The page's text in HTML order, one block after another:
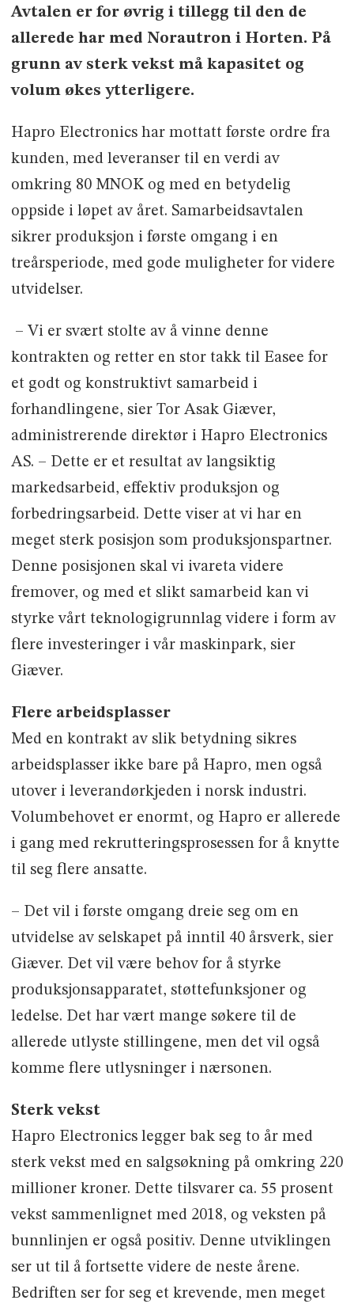
Avtalen er for øvrig i tillegg til den de
allerede har med Norautron i Horten. På
grunn av sterk vekst må kapasitet og
volum økes ytterligere.
Hapro Electronics har mottatt første ordre fra
kunden, med leveranser til en verdi av
omkring 80 MNOK og med en betydelig
oppside i løpet av året. Samarbeidsavtalen
sikrer produksjon i første omgang i en
treårsperiode, med gode muligheter for videre
utvidelser.
– Vi er svært stolte av å vinne denne
kontrakten og retter en stor takk til Easee for
et godt og konstruktivt samarbeid i
forhandlingene, sier Tor Asak Giæver,
administrerende direktør i Hapro Electronics
AS. – Dette er et resultat av langsiktig
markedsarbeid, effektiv produksjon og
forbedringsarbeid. Dette viser at vi har en
meget sterk posisjon som produksjonspartner.
Denne posisjonen skal vi ivareta videre
fremover, og med et slikt samarbeid kan vi
styrke vårt teknologigrunnlag videre i form av
flere investeringer i vår maskinpark, sier
Giæver.
Flere arbeidsplasser
Med en kontrakt av slik betydning sikres
arbeidsplasser ikke bare på Hapro, men også
utover i leverandørkjeden i norsk industri.
Volumbehovet er enormt, og Hapro er allerede
i gang med rekrutteringsprosessen for å knytte
til seg flere ansatte.
– Det vil i første omgang dreie seg om en
utvidelse av selskapet på inntil 40 årsverk, sier
Giæver. Det vil være behov for å styrke
produksjonsapparatet, støttefunksjoner og
ledelse. Det har vært mange søkere til de
allerede utlyste stillingene, men det vil også
komme flere utlysninger i nærsonen.
Sterk vekst
Hapro Electronics legger bak seg to år med
sterk vekst med en salgsøkning på omkring 220
millioner kroner. Dette tilsvarer ca. 55 prosent
vekst sammenlignet med 2018, og veksten på
bunnlinjen er også positiv. Denne utviklingen
ser ut til å fortsette videre de neste årene.
Bedriften ser for seg et krevende, men meget